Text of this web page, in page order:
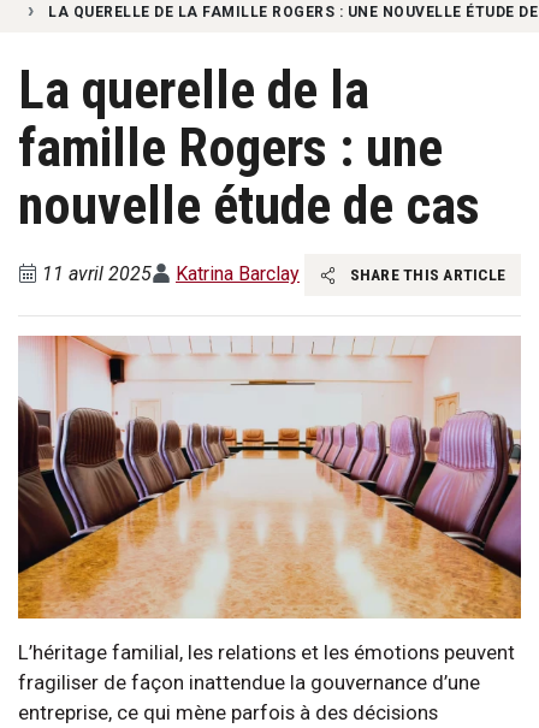
LA QUERELLE DE LA FAMILLE ROGERS : UNE NOUVELLE ÉTUDE
La querelle de la
famille Rogers : une
nouvelle étude de cas
11 avril 2025 Katrina Barclay SHARE THIS ARTICLE
L’héritage familial, les relations et les émotions peuvent
fragiliser de façon inattendue la gouvernance d’une
entreprise, ce qui mène parfois à des décisions